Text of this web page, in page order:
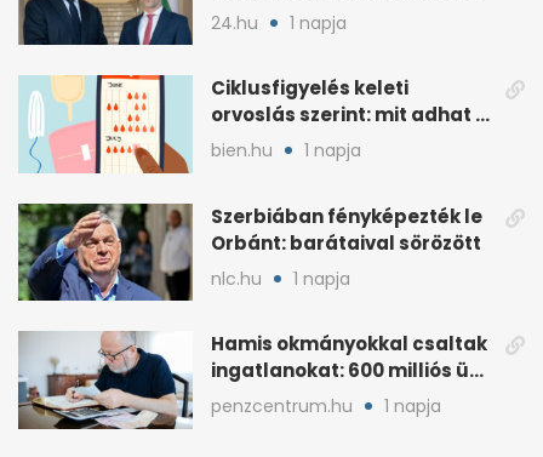
MAGA-vonallal
24.hu 1 napja
Ciklusfigyelés keleti
orvoslás szerint: mit adhat a
menstruációs appok mellé?
bien.hu 1 napja
Szerbiában fényképezték le
Orbánt: barátaival sörözött
nlc.hu 1 napja
Hamis okmányokkal csaltak
ingatlanokat: 600 milliós ügy
Pestben
penzcentrum.hu 1 napja